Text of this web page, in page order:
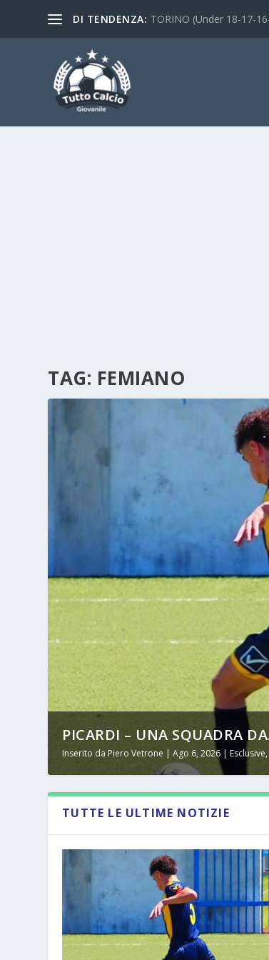
DI TENDENZA: ITALIA UNDER 15 –
TAG: FEMIANO
PICARDI – UNA SQUADRA
Inserito da Piero Vetrone |Ago 6, 2026 |Esclusive,
TUTTE LE ULTIME NOTIZIE